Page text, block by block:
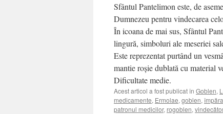
Sfântul Pantelimon este, de
Dumnezeu pentru vindecarea
În icoana de mai sus, Sfântul
lingură, simboluri ale meseriei
Este reprezentat purtând un
mantie roșie dublată cu material
Dificultate medie.
Acest articol a fost publicat în Goblen,
medicamente, Ermolae, goblen,
patronul medicilor, rogoblen, vindecător